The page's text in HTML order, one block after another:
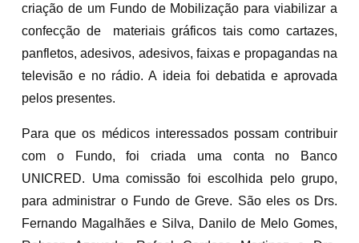
criação de um Fundo de Mobilização para viabilizar a
confecção de materiais gráficos tais como cartazes,
panfletos, adesivos, adesivos, faixas e propagandas na
televisão e no rádio. A ideia foi debatida e aprovada
pelos presentes.
Para que os médicos interessados possam contribuir
com o Fundo, foi criada uma conta no Banco
UNICRED. Uma comissão foi escolhida pelo grupo,
para administrar o Fundo de Greve. São eles os Drs.
Fernando Magalhães e Silva, Danilo de Melo Gomes,